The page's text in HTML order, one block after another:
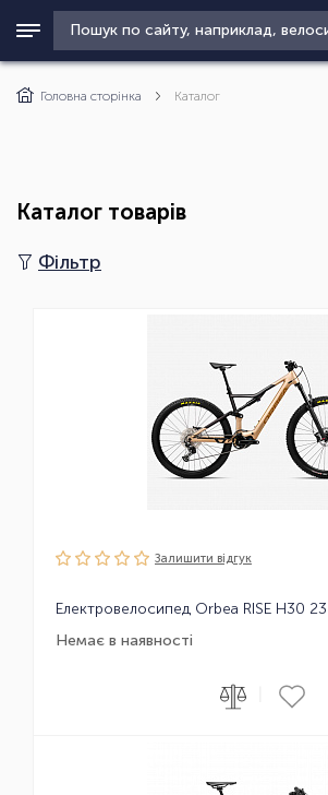
Головна сторінка Каталог
Каталог товарів
Фільтр
Залишити вiдгук
Електровелосипед Orbea RISE H30 23
Немає в наявності